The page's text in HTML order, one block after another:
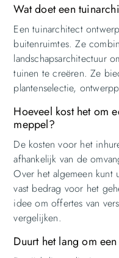
Wat doet een
Een tuinarchitect
buitenruimtes. Ze
landschapsarchitectuur
tuinen te creëren. Ze
plantenselectie,
Hoeveel kost het om
meppel?
De kosten voor het
afhankelijk van de
Over het algemeen kunt
vast bedrag voor het
idee om offertes van
vergelijken.
Duurt het lang om